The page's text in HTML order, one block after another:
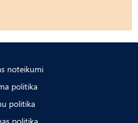
noteikumi
politika
politika